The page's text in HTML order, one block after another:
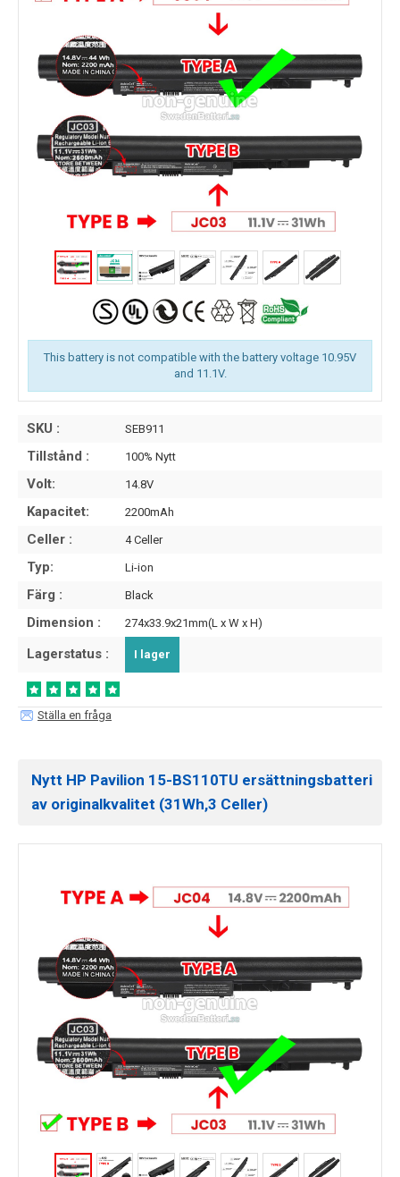
This battery is not compatible with the battery voltage 10.95V
and 11.1V.
SKU : SEB911
Tillstånd : 100% Nytt
Volt: 14.8V
Kapacitet: 2200mAh
Celler : 4 Celler
Typ: Li-ion
Färg : Black
Dimension : 274x33.9x21mm(L x W x H)
Lagerstatus : I lager
Ställa en fråga
Nytt HP Pavilion 15-BS110TU ersättningsbatteri
av originalkvalitet (31Wh,3 Celler)